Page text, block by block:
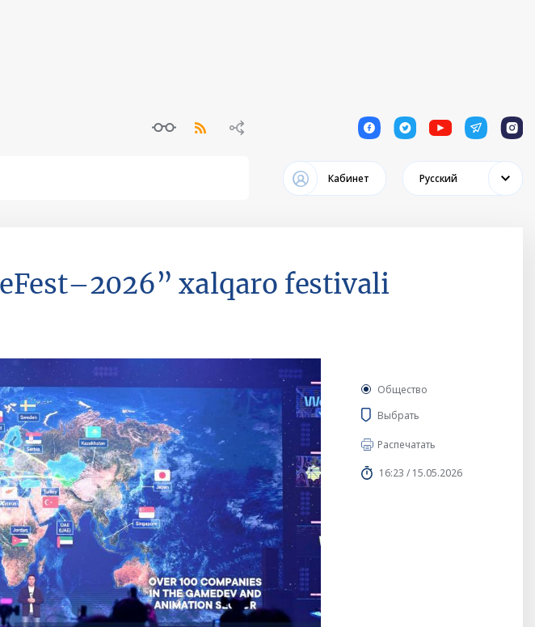
1 1 1 1 1
Кабинет Русский
xalqaro festivali
Общество
Выбрать
Распечатать
16:23 / 15.05.2026